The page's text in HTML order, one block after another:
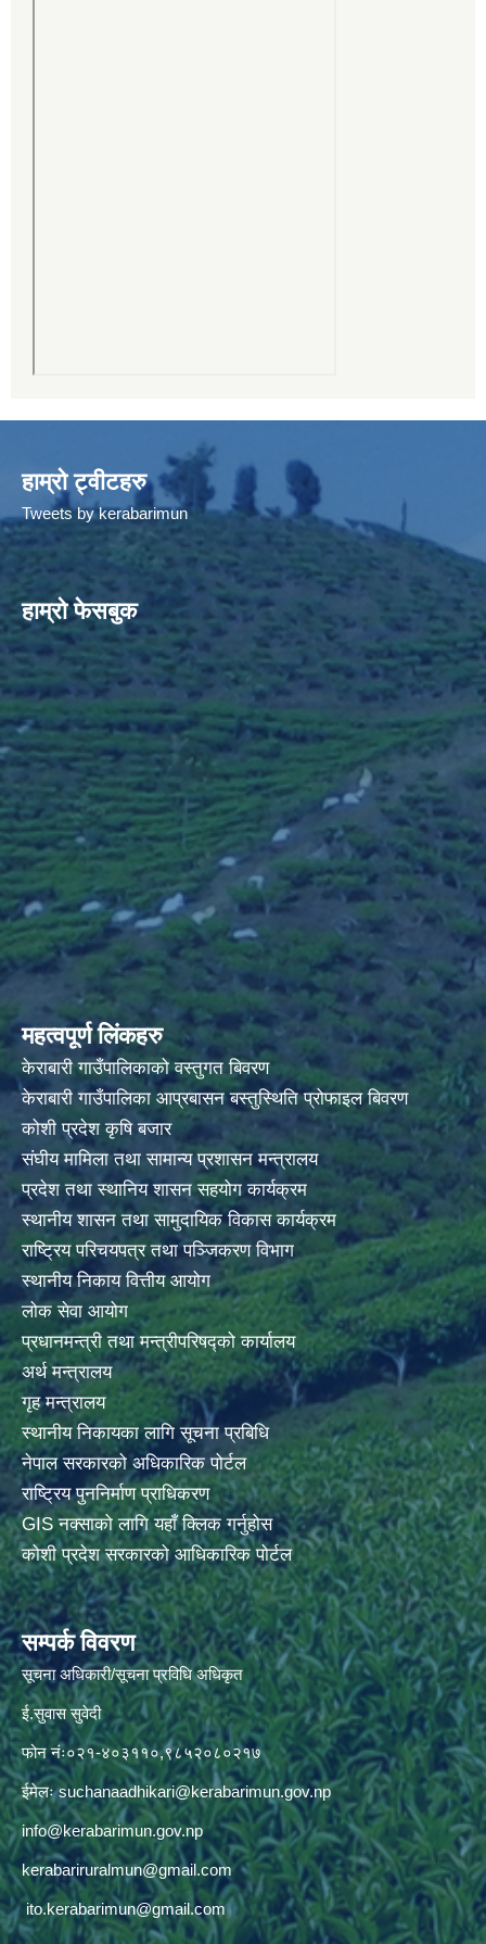
हाम्रो ट्वीटहरु
Tweets by kerabarimun
हाम्रो फेसबुक
महत्वपूर्ण लिंकहरु
केराबारी गाउँपालिकाको वस्तुगत बिवरण
केराबारी गाउँपालिका आप्रबासन बस्तुस्थिति प्रोफाइल बिवरण
कोशी प्रदेश कृषि बजार
संघीय मामिला तथा सामान्य प्रशासन मन्त्रालय
प्रदेश तथा स्थानिय शासन सहयोग कार्यक्रम
स्थानीय शासन तथा सामुदायिक विकास कार्यक्रम
राष्ट्रिय परिचयपत्र तथा पञ्जिकरण विभाग
स्थानीय निकाय वित्तीय आयोग
लोक सेवा आयोग
प्रधानमन्त्री तथा मन्त्रीपरिषद्को कार्यालय
अर्थ मन्त्रालय
गृह मन्त्रालय
स्थानीय निकायका लागि सूचना प्रबिधि
नेपाल सरकारको अधिकारिक पोर्टल
राष्ट्रिय पुननिर्माण प्राधिकरण
GIS नक्साको लागि यहाँ क्लिक गर्नुहोस
कोशी प्रदेश सरकारको आधिकारिक पोर्टल
सम्पर्क विवरण
सूचना अधिकारी/सूचना प्रविधि अधिकृत
ई.सुवास सुवेदी
फोन नंः०२१-४०३११०,९८५२०८०२१७
ईमेलःsuchanaadhikari@kerabarimun.gov.np
info@kerabarimun.gov.np
kerabariruralmun@gmail.com
ito.kerabarimun@gmail.com